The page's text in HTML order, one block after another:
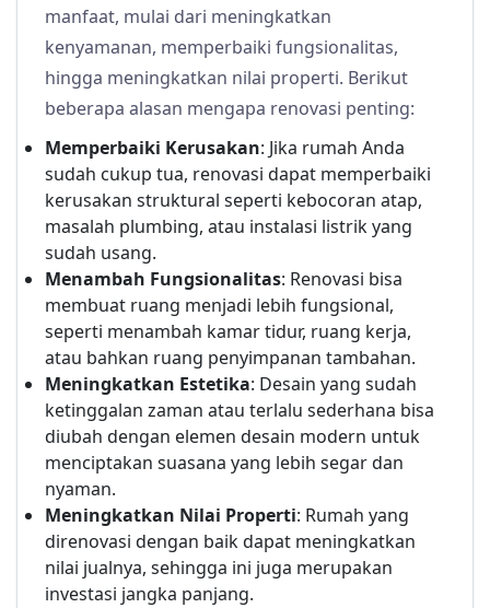
manfaat, mulai dari meningkatkan
kenyamanan, memperbaiki fungsionalitas,
hingga meningkatkan nilai properti. Berikut
beberapa alasan mengapa renovasi penting:
Memperbaiki Kerusakan: Jika rumah Anda
sudah cukup tua, renovasi dapat memperbaiki
kerusakan struktural seperti kebocoran atap,
masalah plumbing, atau instalasi listrik yang
sudah usang.
Menambah Fungsionalitas: Renovasi bisa
membuat ruang menjadi lebih fungsional,
seperti menambah kamar tidur, ruang kerja,
atau bahkan ruang penyimpanan tambahan.
Meningkatkan Estetika: Desain yang sudah
ketinggalan zaman atau terlalu sederhana bisa
diubah dengan elemen desain modern untuk
menciptakan suasana yang lebih segar dan
nyaman.
Meningkatkan Nilai Properti: Rumah yang
direnovasi dengan baik dapat meningkatkan
nilai jualnya, sehingga ini juga merupakan
investasi jangka panjang.